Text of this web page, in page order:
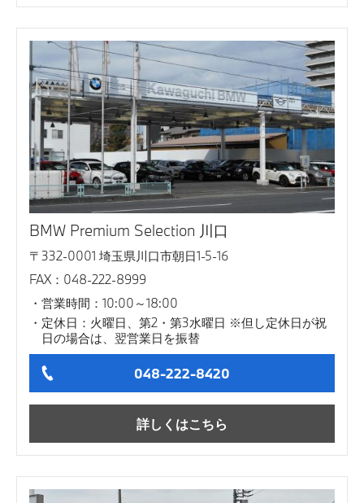
BMW Premium Selection 川口
〒332-0001 埼玉県川口市朝日1-5-16
FAX：048-222-8999
営業時間：10:00～18:00
定休日：火曜日、第2・第3水曜日 ※但し定休日が祝
日の場合は、翌営業日を振替
048-222-8420
詳しくはこちら